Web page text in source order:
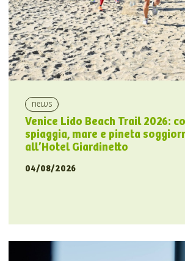
news
Venice Lido Beach Trail 2026:
spiaggia, mare e pineta
all’Hotel Giardinetto
04/08/2026